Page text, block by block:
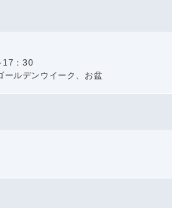
17：30
ルデンウイーク、お盆